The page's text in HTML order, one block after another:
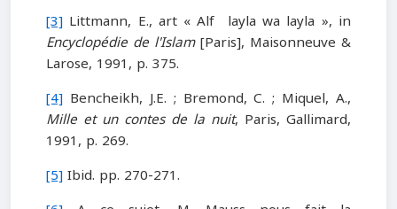
[3] Littmann, E., art « Alf layla wa layla », in
Encyclopédie de l'Islam[Paris], Maisonneuve &
Larose, 1991, p. 375.
[4] Bencheikh, J.E. ; Bremond, C. ; Miquel, A.,
Mille et un contes de la nuit, Paris, Gallimard,
1991, p. 269.
[5]Ibid. pp. 270-271.